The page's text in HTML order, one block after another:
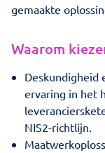
gemaakte
Waarom
Deskundigheid
ervaring in het
NIS2-richtlijn.